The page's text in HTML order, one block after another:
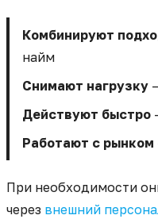
Комбинируют
найм
Снимают нагрузку
Действуют быстро
Работают с рынком
При необходимости
через внешний